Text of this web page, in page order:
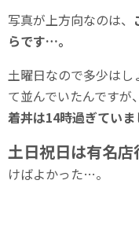
写真が上方向なのは、
らです…。
土曜日なので多少は
て並んでいたんですが
着丼は14時過ぎていま
土日祝日は有名
けばよかった…。